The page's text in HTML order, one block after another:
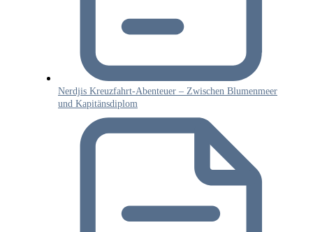
Nerdjis Kreuzfahrt-Abenteuer – Zwischen Blumenmeer
und Kapitänsdiplom